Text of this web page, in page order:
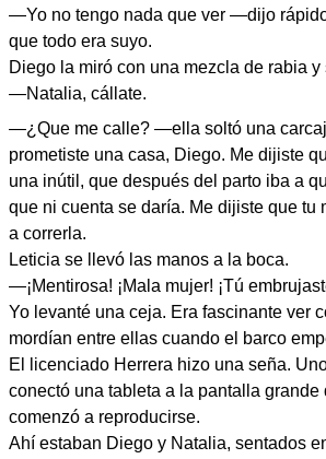
—Yo no tengo nada que ver —dijo
que todo era suyo.
Diego la miró con una mezcla de rabia y
—Natalia, cállate.
—¿Que me calle? —ella soltó una
prometiste una casa, Diego. Me dijiste
una inútil, que después del parto iba a
que ni cuenta se daría. Me dijiste que tu
a correrla.
Leticia se llevó las manos a la boca.
—¡Mentirosa! ¡Mala mujer! ¡Tú
Yo levanté una ceja. Era fascinante ver
mordían entre ellas cuando el barco
El licenciado Herrera hizo una seña.
conectó una tableta a la pantalla
comenzó a reproducirse.
Ahí estaban Diego y Natalia, sentados